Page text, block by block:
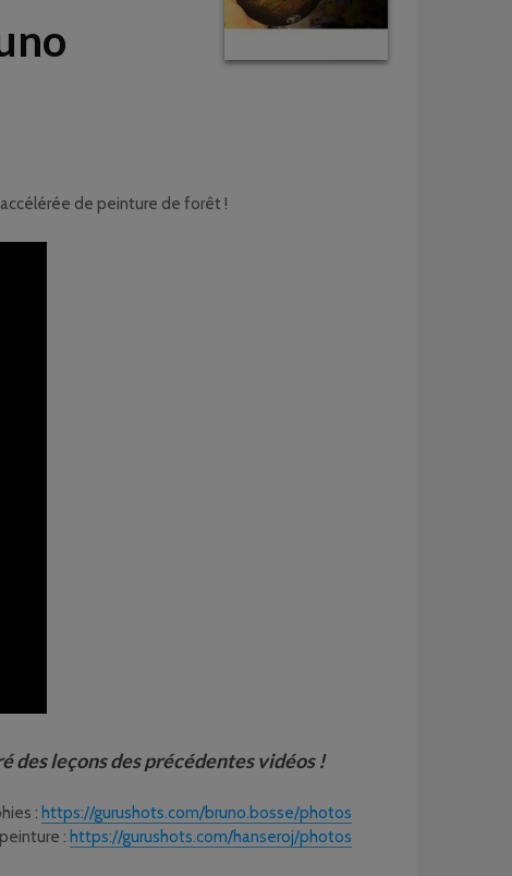
accélérée de peinture de forêt !
des leçons des précédentes vidéos !
: https://gurushots.com/bruno.bosse/photos
: https://gurushots.com/hanseroj/photos